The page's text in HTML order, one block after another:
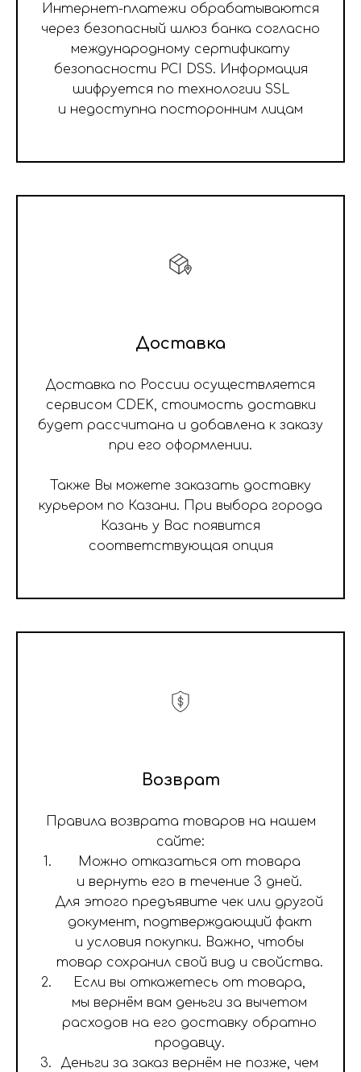
Интернет-платежи обрабатываются
через безопасный шлюз банка согласно
международному сертификату
безопасности PCI DSS. Информация
шифруется по технологии SSL
и недоступна посторонним лицам
Доставка
Доставка по России осуществляется
сервисом CDEK, стоимость доставки
будет рассчитана и добавлена к заказу
при его оформлении.
Также Вы можете заказать доставку
курьером по Казани. При выбора города
Казань у Вас появится
соответствующая опция
Возврат
Правила возврата товаров на нашем
сайте:
Можно отказаться от товара
и вернуть его в течение 3 дней.
Для этого предъявите чек или другой
документ, подтверждающий факт
и условия покупки. Важно, чтобы
товар сохранил свой вид и свойства.
Если вы откажетесь от товара,
мы вернём вам деньги за вычетом
расходов на его доставку обратно
продавцу.
Деньги за заказ вернём не позже, чем